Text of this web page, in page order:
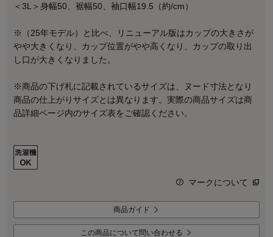
＜3L＞身幅50、裾幅50、袖口幅19.5（約/cm）
※（25年モデル）と比べ、リニューアル版はカップの大きさが
やや大きくなり、カップ位置がやや高くなり、カップの取り出
し口が大きくなりました。
※商品の下げ札に記載されているサイズは、ヌード寸法となり
商品の仕上がりサイズとは異なります。実際の商品サイズは商
品詳細ページ内のサイズ表をご確認ください。
マークについて
商品ガイド
この商品について問い合わせる